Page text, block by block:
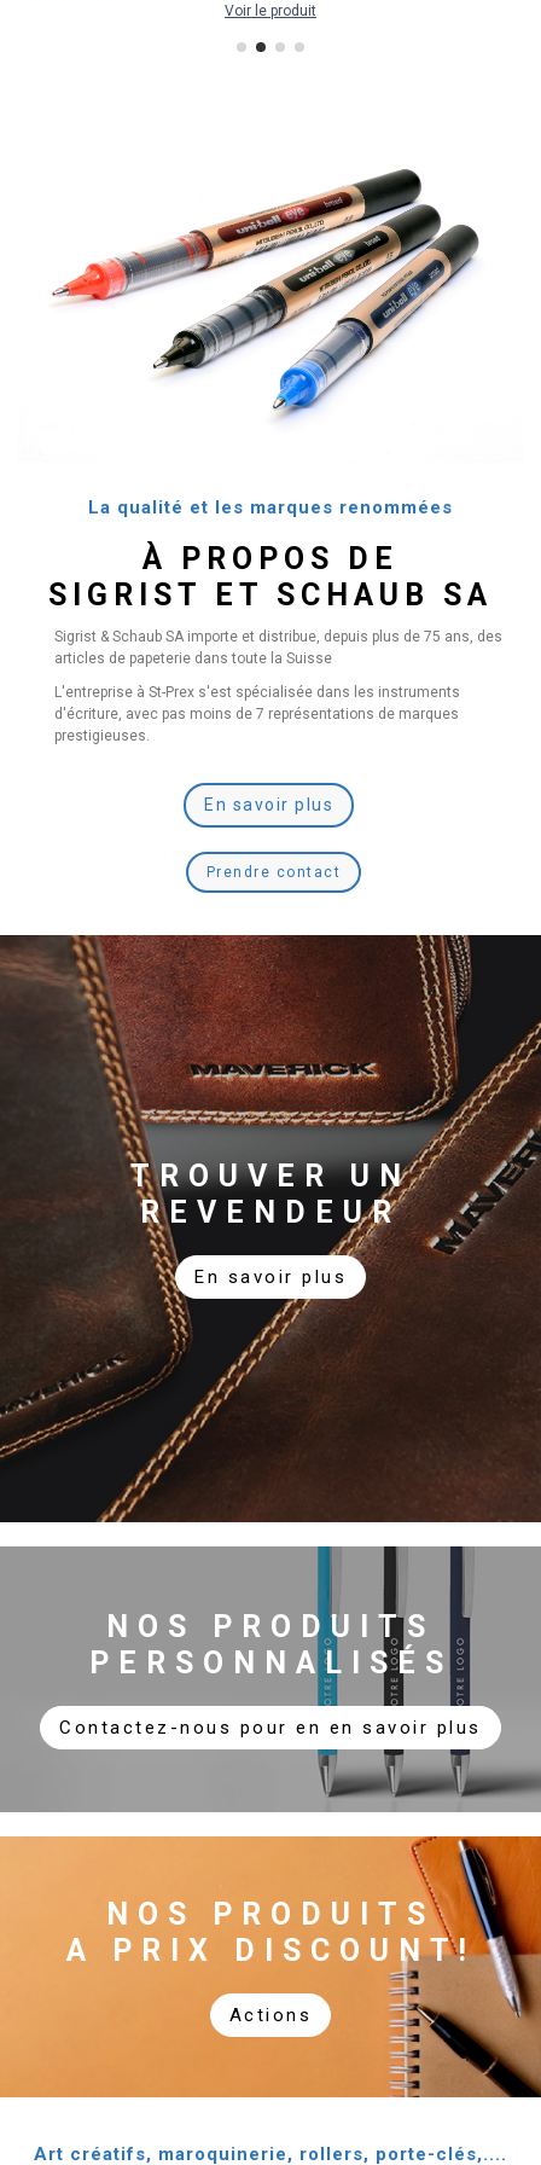
Voir le produit
La qualité et les marques renommées
À PROPOS DE
SIGRIST ET SCHAUB SA
Sigrist & Schaub SA importe et distribue, depuis plus de 75 ans, des
articles de papeterie dans toute la Suisse
L'entreprise à St-Prex s'est spécialisée dans les instruments
d'écriture, avec pas moins de 7 représentations de marques
prestigieuses.
En savoir plus
Prendre contact
TROUVER UN
REVENDEUR
En savoir plus
NOS PRODUITS
PERSONNALISÉS
Contactez-nous pour en en savoir plus
NOS PRODUITS
A PRIX DISCOUNT!
Actions
Art créatifs, maroquinerie, rollers, porte-clés,....